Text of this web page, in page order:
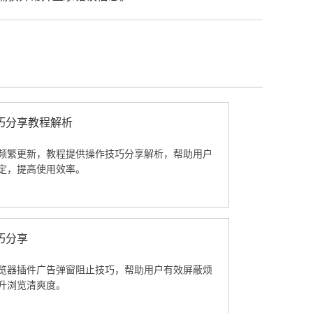
分享教程解析
繁更新，教程提供操作技巧分享解析，帮助用户
，提高使用效率。
分享
器插件广告弹窗阻止技巧，帮助用户有效屏蔽烦
浏览清爽度。